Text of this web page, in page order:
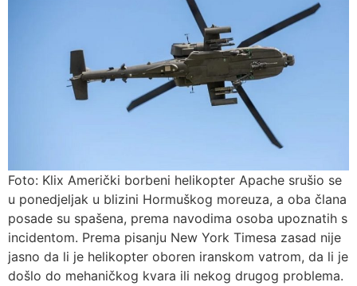
Foto: Klix Američki borbeni helikopter Apache srušio se
u ponedjeljak u blizini Hormuškog moreuza, a oba člana
posade su spašena, prema navodima osoba upoznatih s
incidentom. Prema pisanju New York Timesa zasad nije
jasno da li je helikopter oboren iranskom vatrom, da li je
došlo do mehaničkog kvara ili nekog drugog problema.